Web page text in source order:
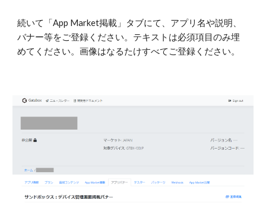
続いて「App Market掲載」タブにて、アプリ名や説明、
バナー等をご登録ください。テキストは必須項目のみ埋
めてください。画像はなるたけすべてご登録ください。